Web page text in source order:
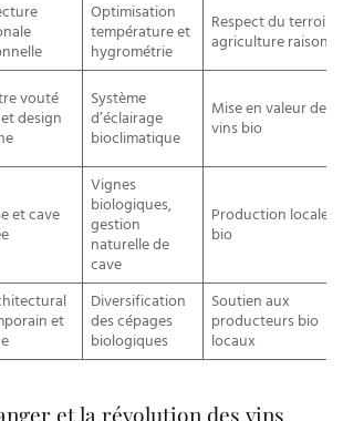
Optimisation
température et
hygrométrie
Respect du terroir
agriculture
vouté
design
Système
d’éclairage
bioclimatique
Mise en valeur des
vins bio
et cave
Vignes
biologiques,
gestion
naturelle de
cave
Production locale
bio
et
Diversification
des cépages
biologiques
Soutien aux
producteurs bio
locaux
et la révolution des vins